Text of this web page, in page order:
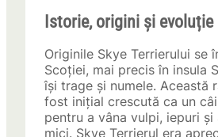
Istorie, origini și evoluție
Originile Skye Terrierului se
Scoției, mai precis în insula
își trage și numele. Această
fost inițial crescută ca un
pentru a vâna vulpi, iepuri și
mici. Skye Terrierul era